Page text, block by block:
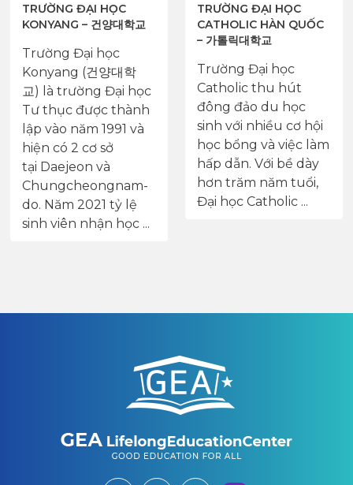
TRƯỜNG ĐẠI HỌC
KONYANG – 건양대학교
Trường Đại học
Konyang (건양대학
교) là trường Đại học
Tư thục được thành
lập vào năm 1991 và
hiện có 2 cơ sở
tại Daejeon và
Chungcheongnam-
do. Năm 2021 tỷ lệ
sinh viên nhận học ...
TRƯỜNG ĐẠI HỌC
CATHOLIC HÀN QUỐC
– 가톨릭대학교
Trường Đại học
Catholic thu hút
đông đảo du học
sinh với nhiều cơ hội
học bổng và việc làm
hấp dẫn. Với bề dày
hơn trăm năm tuổi,
Đại học Catholic ...